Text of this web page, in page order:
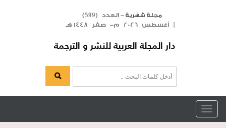
مجلة شهرية- العدد ( 599
)
| أغسطس 2026 م- صفر 1448 هـ
دار المجلة العربية للنشر و الترجمة
Toggle
navigation